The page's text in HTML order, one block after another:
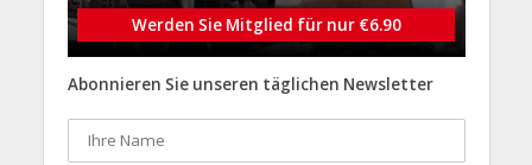
Werden Sie Mitglied für nur €6.90
Abonnieren Sie unseren täglichen Newsletter